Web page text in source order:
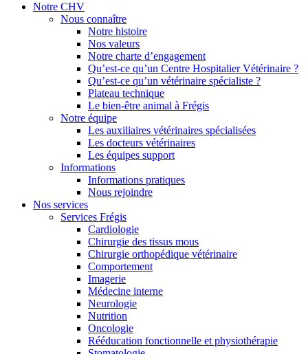
Notre CHV
Nous connaître
Notre histoire
Nos valeurs
Notre charte d’engagement
Qu’est-ce qu’un Centre Hospitalier Vétérinaire ?
Qu’est-ce qu’un vétérinaire spécialiste ?
Plateau technique
Le bien-être animal à Frégis
Notre équipe
Les auxiliaires vétérinaires spécialisées
Les docteurs vétérinaires
Les équipes support
Informations
Informations pratiques
Nous rejoindre
Nos services
Services Frégis
Cardiologie
Chirurgie des tissus mous
Chirurgie orthopédique vétérinaire
Comportement
Imagerie
Médecine interne
Neurologie
Nutrition
Oncologie
Rééducation fonctionnelle et physiothérapie